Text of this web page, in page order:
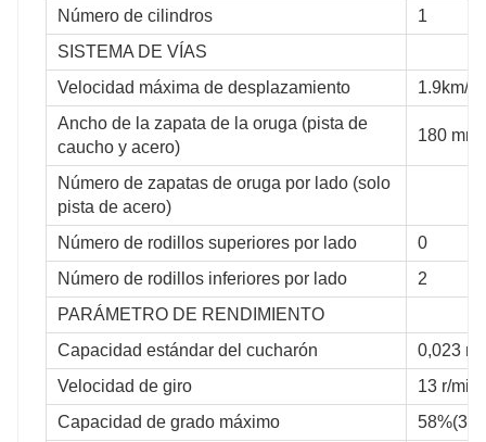
Número de cilindros
1
SISTEMA DE VÍAS
Velocidad máxima de desplazamiento
1.9km/h
Ancho de la zapata de la oruga (pista de
caucho y acero)
180 mm
Número de zapatas de oruga por lado (solo
pista de acero)
Número de rodillos superiores por lado
0
Número de rodillos inferiores por lado
2
PARÁMETRO DE RENDIMIENTO
Capacidad estándar del cucharón
0,023 m³
Velocidad de giro
13 r/min
Capacidad de grado máximo